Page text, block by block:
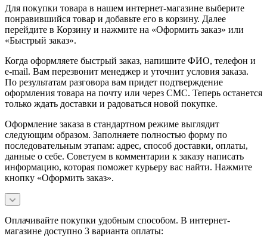
Для покупки товара в нашем интернет-магазине выберите
понравившийся товар и добавьте его в корзину. Далее
перейдите в Корзину и нажмите на «Оформить заказ» или
«Быстрый заказ».
Когда оформляете быстрый заказ, напишите ФИО, телефон и
e-mail. Вам перезвонит менеджер и уточнит условия заказа.
По результатам разговора вам придет подтверждение
оформления товара на почту или через СМС. Теперь останется
только ждать доставки и радоваться новой покупке.
Оформление заказа в стандартном режиме выглядит
следующим образом. Заполняете полностью форму по
последовательным этапам: адрес, способ доставки, оплаты,
данные о себе. Советуем в комментарии к заказу написать
информацию, которая поможет курьеру вас найти. Нажмите
кнопку «Оформить заказ».
Оплачивайте покупки удобным способом. В интернет-
магазине доступно 3 варианта оплаты: